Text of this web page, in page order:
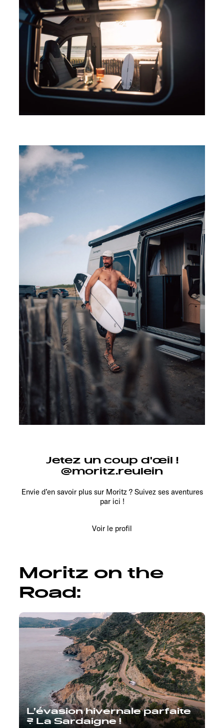
Jetez un coup d'œil !
@moritz.reulein
Envie d’en savoir plus sur Moritz ? Suivez ses aventures
par ici !
Voir le profil
Moritz on the
Road:
L’évasion hivernale parfaite
? La Sardaigne !